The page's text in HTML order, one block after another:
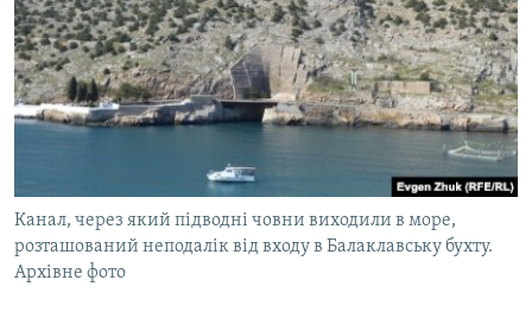
Канал, через який підводні човни виходили в море,
розташований неподалік від входу в Балаклавську бухту.
Архівне фото